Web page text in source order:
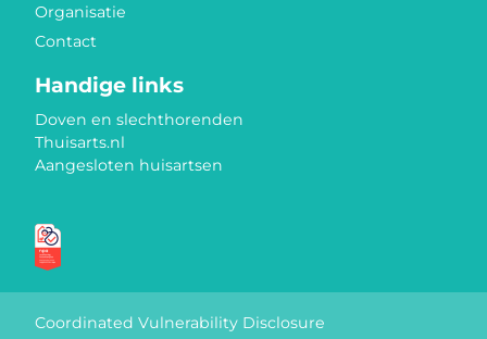
Organisatie
Contact
Handige links
Doven en slechthorenden
Thuisarts.nl
Aangesloten huisartsen
Coordinated Vulnerability Disclosure